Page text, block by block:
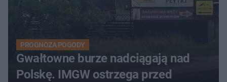
PROGNOZA POGODY
Gwałtowne burze nadciągają nad
Polskę. IMGW ostrzega przed